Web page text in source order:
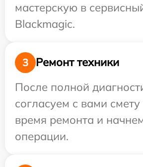
мастерскую в
Blackmagic.
3
Ремонт техники
После полной
согласуем с вами смету
время ремонта и
операции.